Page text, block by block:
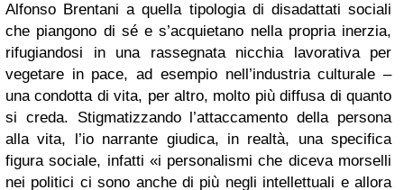
Alfonso Brentani a quella tipologia di disadattati sociali
che piangono di sé e s’acquietano nella propria inerzia,
rifugiandosi in una rassegnata nicchia lavorativa per
vegetare in pace, ad esempio nell’industria culturale –
una condotta di vita, per altro, molto più diffusa di quanto
si creda. Stigmatizzando l’attaccamento della persona
alla vita, l’io narrante giudica, in realtà, una specifica
figura sociale, infatti «i personalismi che diceva morselli
nei politici ci sono anche di più negli intellettuali e allora